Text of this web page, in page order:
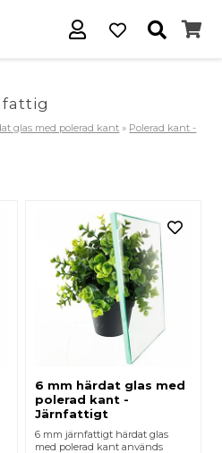
glas med polerad kant » Polerad kant -
6 mm härdat glas med
polerad kant -
Järnfattigt
6 mm järnfattigt härdat glas
med polerad kant används